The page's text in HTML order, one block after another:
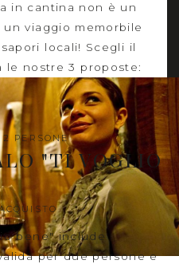
in cantina non è un
viaggio memorbile
locali! Scegli il
le nostre 3 proposte:
2 PERSONE
"TI VOGLIO
bene" include
per due persone e